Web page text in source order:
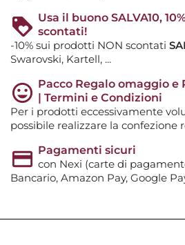
Usa il buono SALVA10,
scontati!
-10% sui prodotti NON scontati
Swarovski, Kartell, ...
Pacco Regalo omaggio e
| Termini e Condizioni
Per i prodotti eccessivamente
possibile realizzare la confezione
Pagamenti sicuri
con Nexi (carte di
Bancario, Amazon Pay, Google